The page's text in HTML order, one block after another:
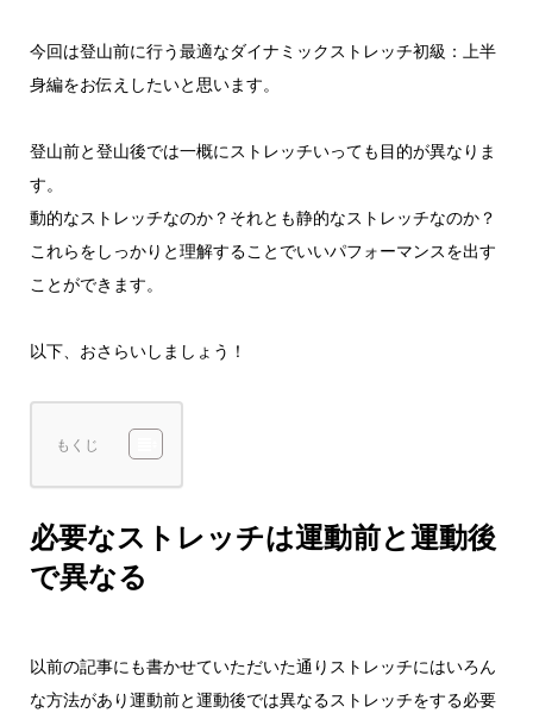
今回は登山前に行う最適なダイナミックストレッチ初級：上半
身編をお伝えしたいと思います。
登山前と登山後では一概にストレッチいっても目的が異なりま
す。
動的なストレッチなのか？それとも静的なストレッチなのか？
これらをしっかりと理解することでいいパフォーマンスを出す
ことができます。
以下、おさらいしましょう！
もくじ
必要なストレッチは運動前と運動後
で異なる
以前の記事にも書かせていただいた通りストレッチにはいろん
な方法があり運動前と運動後では異なるストレッチをする必要